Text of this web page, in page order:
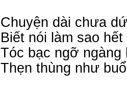
Chuyện dài chưa
Biết nói làm sao hết
Tóc bạc ngỡ ngàng
Thẹn thùng như